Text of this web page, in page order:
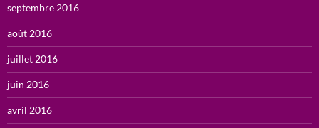
septembre 2016
août 2016
juillet 2016
juin 2016
avril 2016